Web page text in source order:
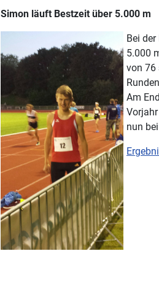
Simon läuft Bestzeit über 5.000 m
Bei
5.000
von 76
Am
nun